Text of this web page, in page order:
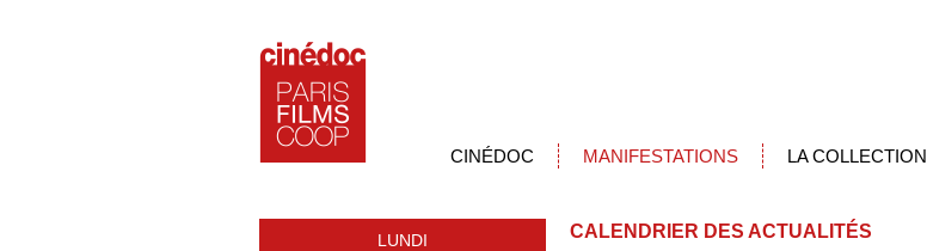
CINÉDOC MANIFESTATIONS LA COLLECTION
LUNDI CALENDRIER DES ACTUALITÉS